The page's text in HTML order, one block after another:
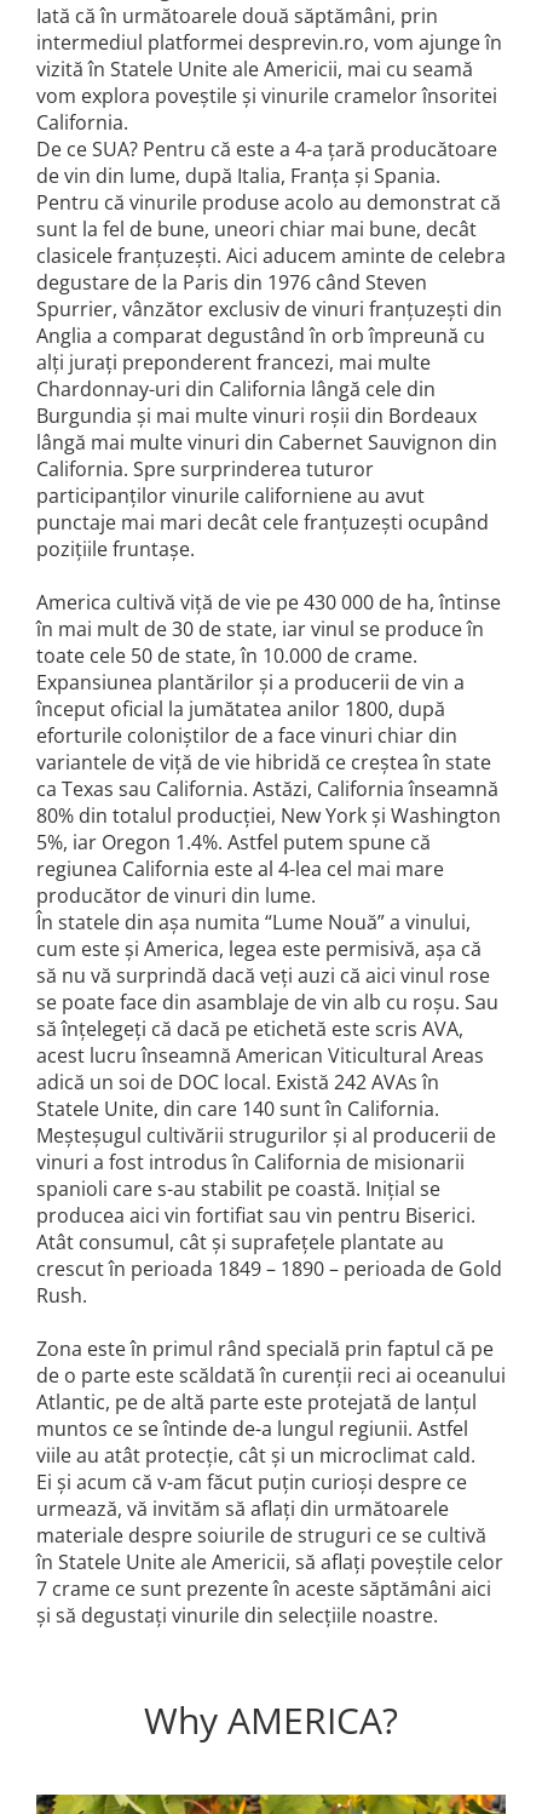
Crama PURCARI
Crama HERMEZIU
Grup FRESCOBALDI
L'ARTIST
DEMETER
VINUL Bikers For Humanity
Crama BALLA GEZA
Vinuri SPANIA
Vinuri SPECIALE
Domeniile Prince MATEI
Domeniile SÂMBUREȘTI
FAUTOR Winery
PRIMUL
Domeniile PANCIU
The ICONIC Estate
Nea FLORICĂ
Vinuri din GRECIA
Crama BUDUREASCA
Domeniile FRANCO-ROMÂNE
Iată că în următoarele două săptămâni, prin
intermediul platformei desprevin.ro, vom ajunge în
vizită în Statele Unite ale Americii, mai cu seamă
vom explora poveștile și vinurile cramelor însoritei
California.
De ce SUA? Pentru că este a 4-a țară producătoare
de vin din lume, după Italia, Franța și Spania.
Pentru că vinurile produse acolo au demonstrat că
sunt la fel de bune, uneori chiar mai bune, decât
clasicele franțuzești. Aici aducem aminte de celebra
degustare de la Paris din 1976 când Steven
Spurrier, vânzător exclusiv de vinuri franțuzești din
Anglia a comparat degustând în orb împreună cu
alți jurați preponderent francezi, mai multe
Chardonnay-uri din California lângă cele din
Burgundia și mai multe vinuri roșii din Bordeaux
lângă mai multe vinuri din Cabernet Sauvignon din
California. Spre surprinderea tuturor
participanților vinurile californiene au avut
punctaje mai mari decât cele franțuzești ocupând
pozițiile fruntașe.
America cultivă viță de vie pe 430 000 de ha, întinse
în mai mult de 30 de state, iar vinul se produce în
toate cele 50 de state, în 10.000 de crame.
Expansiunea plantărilor și a producerii de vin a
început oficial la jumătatea anilor 1800, după
eforturile coloniștilor de a face vinuri chiar din
variantele de viță de vie hibridă ce creștea în state
ca Texas sau California. Astăzi, California înseamnă
80% din totalul producției, New York și Washington
5%, iar Oregon 1.4%. Astfel putem spune că
regiunea California este al 4-lea cel mai mare
producător de vinuri din lume.
În statele din așa numita “Lume Nouă” a vinului,
cum este și America, legea este permisivă, așa că
să nu vă surprindă dacă veți auzi că aici vinul rose
se poate face din asamblaje de vin alb cu roșu. Sau
să înțelegeți că dacă pe etichetă este scris AVA,
acest lucru înseamnă American Viticultural Areas
adică un soi de DOC local. Există 242 AVAs în
Statele Unite, din care 140 sunt în California.
Meșteșugul cultivării strugurilor și al producerii de
vinuri a fost introdus în California de misionarii
spanioli care s-au stabilit pe coastă. Inițial se
producea aici vin fortifiat sau vin pentru Biserici.
Atât consumul, cât și suprafețele plantate au
crescut în perioada 1849 – 1890 – perioada de Gold
Rush.
Zona este în primul rând specială prin faptul că pe
de o parte este scăldată în curenții reci ai oceanului
Atlantic, pe de altă parte este protejată de lanțul
muntos ce se întinde de-a lungul regiunii. Astfel
viile au atât protecție, cât și un microclimat cald.
Ei și acum că v-am făcut puțin curioși despre ce
urmează, vă invităm să aflați din următoarele
materiale despre soiurile de struguri ce se cultivă
în Statele Unite ale Americii, să aflați poveștile celor
7 crame ce sunt prezente în aceste săptămâni aici
și să degustați vinurile din selecțiile noastre.
Why AMERICA?